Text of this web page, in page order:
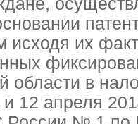
исходя их
области в
12 апреля